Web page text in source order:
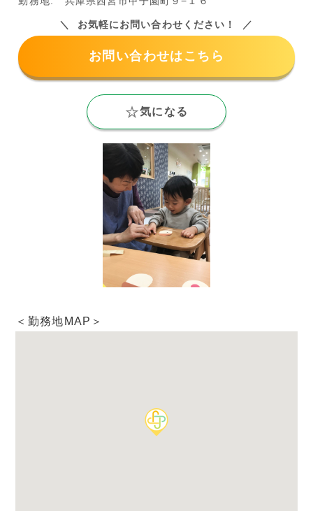
お気軽にお問い合わせください！
お問い合わせはこちら
気になる
＜勤務地MAP＞